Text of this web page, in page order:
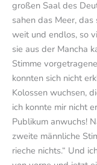
großen Saal des
sahen das Meer,
weit und endlos, so
sie aus der Mancha
Stimme
konnten sich nicht
Kolossen wuchsen,
ich konnte mir nicht
Publikum anwuchs!
zweite männliche
rieche nichts.“ Und